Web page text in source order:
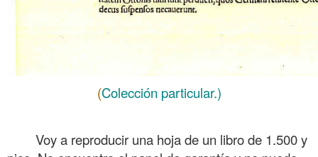
(Colección particular.)
Voy a reproducir una hoja de un libro de 1.500 y